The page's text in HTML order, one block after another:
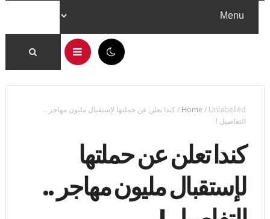
Home / Unlabelled
/كندا تعلن عن حملتها لإستقبال مليون مهاجر ..
التفاصيل !
كندا تعلن عن حملتها
لإستقبال مليون مهاجر ..